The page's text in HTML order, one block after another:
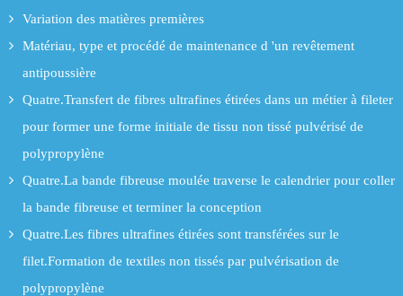
Variation des matières premières
Matériau, type et procédé de maintenance d 'un revêtement
antipoussière
Quatre.Transfert de fibres ultrafines étirées dans un métier à fileter
pour former une forme initiale de tissu non tissé pulvérisé de
polypropylène
Quatre.La bande fibreuse moulée traverse le calendrier pour coller
la bande fibreuse et terminer la conception
Quatre.Les fibres ultrafines étirées sont transférées sur le
filet.Formation de textiles non tissés par pulvérisation de
polypropylène